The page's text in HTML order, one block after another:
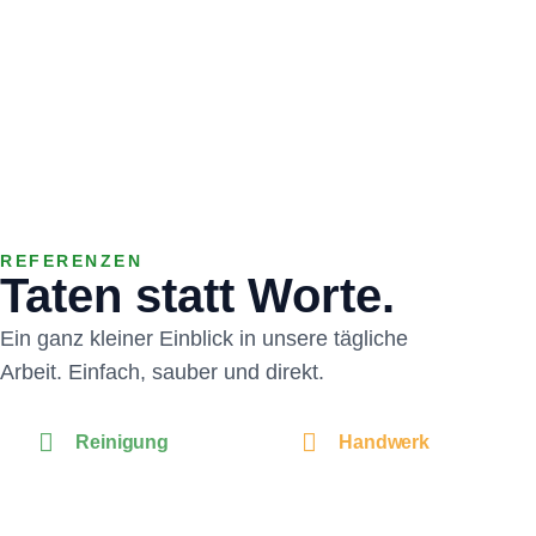
REFERENZEN
Taten statt Worte.
Ein ganz kleiner Einblick in unsere tägliche
Arbeit. Einfach, sauber und direkt.
Reinigung Handwerk